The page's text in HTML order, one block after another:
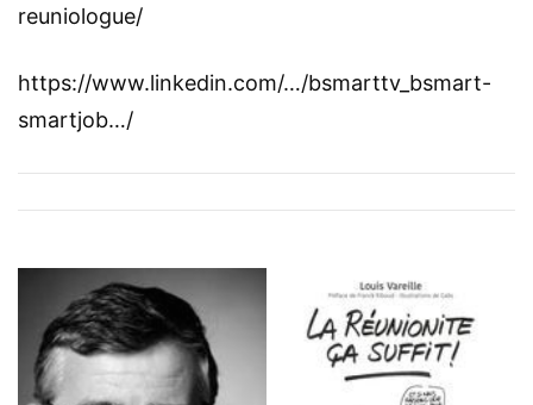
reuniologue/
https://www.linkedin.com/…/bsmarttv_bsmart-
smartjob…/